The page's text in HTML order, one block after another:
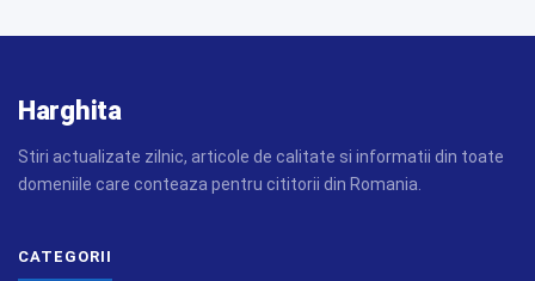
Harghita
Stiri actualizate zilnic, articole de calitate si informatii din toate
domeniile care conteaza pentru cititorii din Romania.
CATEGORII